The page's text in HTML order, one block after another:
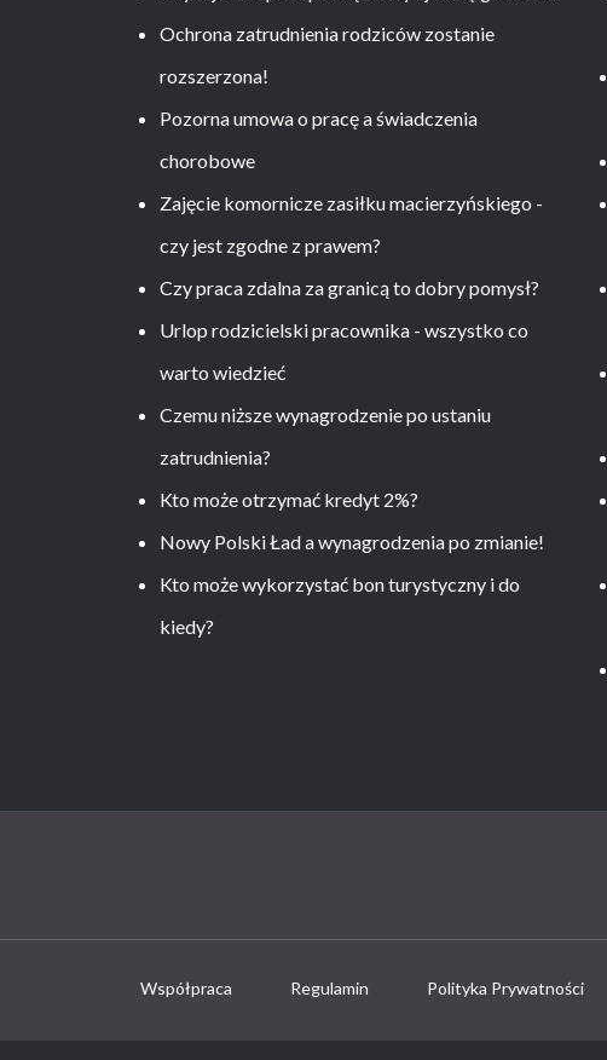
Ochrona zatrudnienia rodziców zostanie
rozszerzona!
Pozorna umowa o pracę a świadczenia
chorobowe
Zajęcie komornicze zasiłku macierzyńskiego -
czy jest zgodne z prawem?
Czy praca zdalna za granicą to dobry pomysł?
Urlop rodzicielski pracownika - wszystko co
warto wiedzieć
Czemu niższe wynagrodzenie po ustaniu
zatrudnienia?
Kto może otrzymać kredyt 2%?
Nowy Polski Ład a wynagrodzenia po zmianie!
Kto może wykorzystać bon turystyczny i do
kiedy?
Współpraca Regulamin Polityka Prywatności